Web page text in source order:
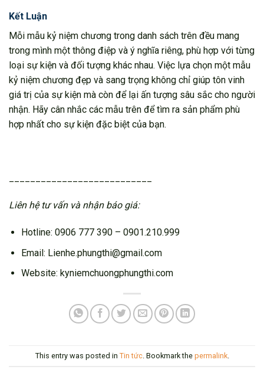
Kết Luận
Mỗi mẫu kỷ niệm chương trong danh sách trên đều mang
trong mình một thông điệp và ý nghĩa riêng, phù hợp với từng
loại sự kiện và đối tượng khác nhau. Việc lựa chọn một mẫu
kỷ niệm chương đẹp và sang trọng không chỉ giúp tôn vinh
giá trị của sự kiện mà còn để lại ấn tượng sâu sắc cho người
nhận. Hãy cân nhắc các mẫu trên để tìm ra sản phẩm phù
hợp nhất cho sự kiện đặc biệt của bạn.
Liên hệ tư vấn và nhận báo giá:
Hotline: 0906 777 390 – 0901.210.999
Email: Lienhe.phungthi@gmail.com
Website: kyniemchuongphungthi.com
This entry was posted in Tin tức. Bookmark the permalink.